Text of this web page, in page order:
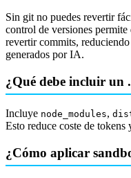
Sin git no puedes revertir
control de versiones permite
revertir commits,
generados por IA.
¿Qué debe incluir un
Incluye node_modules,
Esto reduce coste de
¿Cómo aplicar